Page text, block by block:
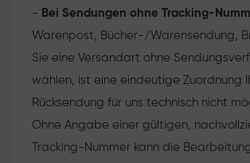
- Bei Sendungen ohne Tracking-
Warenpost, Bücher-/Warensendung,
Sie eine Versandart ohne
wählen, ist eine eindeutige Zuordnung
Rücksendung für uns technisch nicht
Ohne Angabe einer gültigen,
Tracking-Nummer kann die